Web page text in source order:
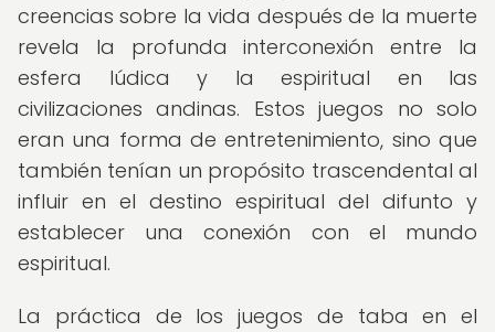
creencias sobre la vida después de la muerte
revela la profunda interconexión entre la
esfera lúdica y la espiritual en las
civilizaciones andinas. Estos juegos no solo
eran una forma de entretenimiento, sino que
también tenían un propósito trascendental al
influir en el destino espiritual del difunto y
establecer una conexión con el mundo
espiritual.
La práctica de los juegos de taba en el